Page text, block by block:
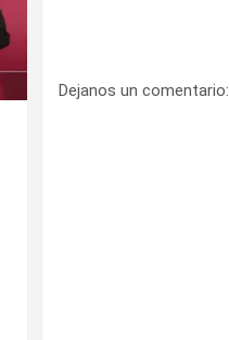
Dejanos un comentario: